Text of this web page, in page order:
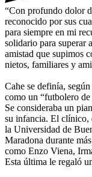
“Con profundo dolor
reconocido por sus
para siempre en mi
solidario para superar
amistad que supimos
nietos, familiares y
Cahe se definía,
como un “futbolero
Se consideraba un
su infancia. El clínico,
la Universidad de
Maradona durante
como Enzo Viena,
Esta última le regaló